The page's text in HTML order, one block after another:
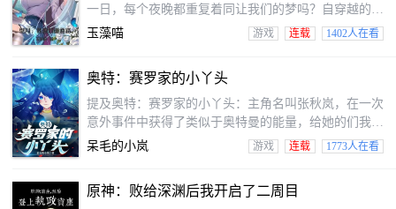
一日，每个夜晚都重复着同让我们的梦吗？自穿越的那
一刻开始，言峰苍也便众多次在梦中看见九条由白石所
识，成为了一名即将跟随义兄言峰四郎参加圣杯大战的
优秀代行者，那九条道路也依旧无法迈出一步。或许我
一一生就只能过着吹黑哨，灭异端，然后在义兄的庇护
下勾搭圣女这种枯燥乏味的生活？抱着这种想法，在红
玉藻喵 游戏 连载 1402人在看
奥特：赛罗家的小丫头
提及奥特：赛罗家的小丫头：主角名叫张秋岚，在一次
意外事件中获得了类似于奥特曼的能量，给她的们我们
取名为赛沫岚。赛沫岚守护着我们我们星球，同时在不
意难平。
呆毛的小岚 游戏 连载 1773人在看
原神：败给深渊后我开启了二周目